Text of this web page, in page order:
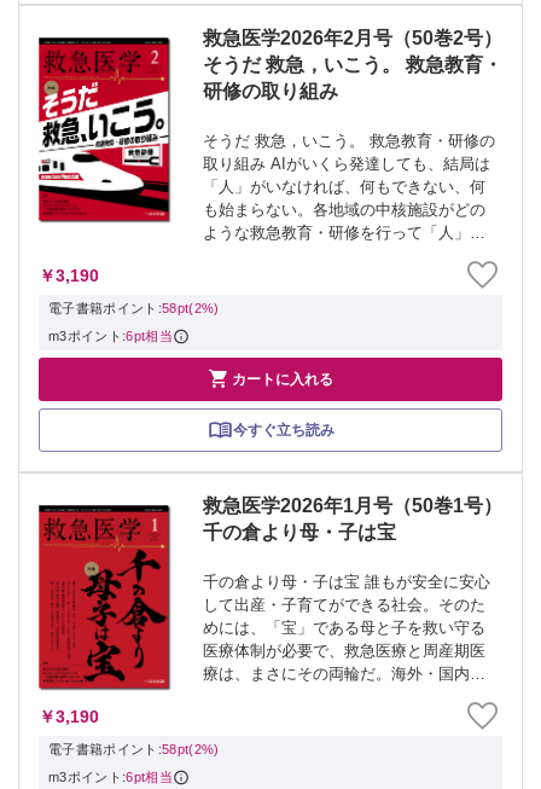
救急医学2026年2月号（50巻2号）
そうだ 救急，いこう。 救急教育・
研修の取り組み
そうだ 救急，いこう。 救急教育・研修の
取り組み AIがいくら発達しても、結局は
「人」がいなければ、何もできない、何
も始まらない。各地域の中核施設がどの
ような救急教育・研修を行って「人」を
か？ 「そうだ 救急，いこう。」これか
らの医療を担う人材が、そう思ってくれ
￥3,190
電子書籍ポイント:58pt(2%)
m3ポイント:6pt相当
 カートに入れる
今すぐ立ち読み
救急医学2026年1月号（50巻1号）
千の倉より母・子は宝
千の倉より母・子は宝 誰もが安全に安心
して出産・子育てができる社会。そのた
めには、「宝」である母と子を救い守る
医療体制が必要で、救急医療と周産期医
療は、まさにその両輪だ。海外・国内の
の事業・取り組みの実情を知り、視座を
高めよう。 ≫ 「救急医学」最新号・バ
￥3,190
電子書籍ポイント:58pt(2%)
m3ポイント:6pt相当